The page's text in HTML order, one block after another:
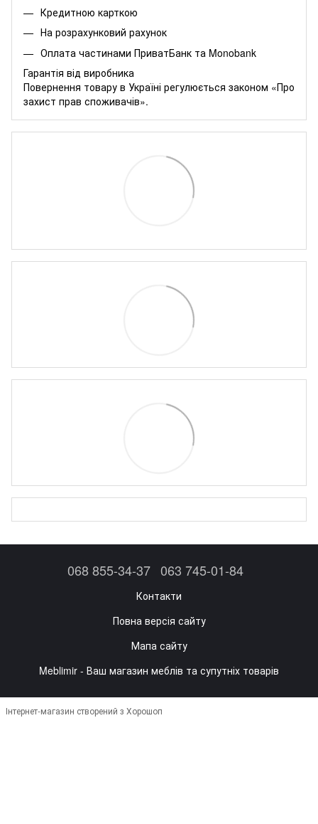
Кредитною карткою
На розрахунковий рахунок
Оплата частинами ПриватБанк та Monobank
Гарантія від виробника
Повернення товару в Україні регулюється законом «Про
захист прав споживачів».
068 855-34-37 063 745-01-84
Контакти
Повна версія сайту
Мапа сайту
Meblimir - Ваш магазин меблів та супутніх товарів
Інтернет-магазин створений з Хорошоп